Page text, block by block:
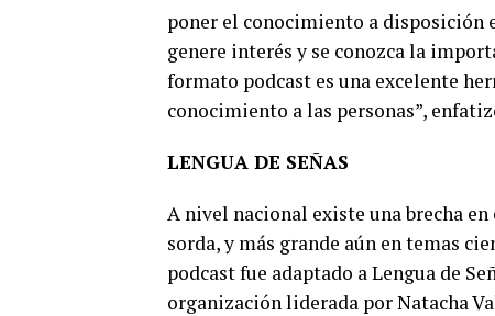
poner el conocimiento a disposición
genere interés y se conozca la
formato podcast es una excelente
conocimiento a las personas”,
LENGUA DE SEÑAS
A nivel nacional existe una brecha
sorda, y más grande aún en temas
podcast fue adaptado a Lengua de
organización liderada por Natacha